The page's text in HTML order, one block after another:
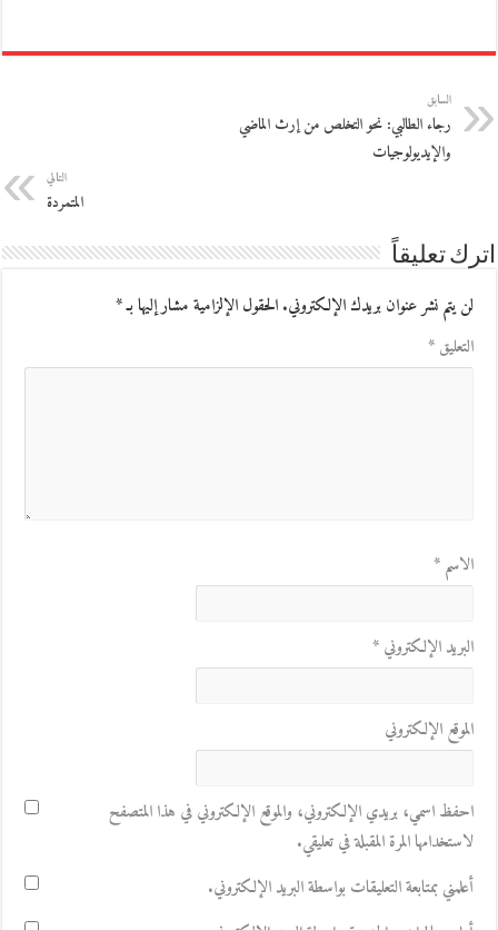
السابق
رجاء الطالبي: نحو التخلص من إرث الماضي
والإيديولوجيات
التالي
المتمردة
اترك تعليقاً
لن يتم نشر عنوان بريدك الإلكتروني.الحقول الإلزامية مشار إليها بـ*
التعليق*
الاسم*
البريد الإلكتروني*
الموقع الإلكتروني
احفظ اسمي، بريدي الإلكتروني، والموقع الإلكتروني في هذا المتصفح
لاستخدامها المرة المقبلة في تعليقي.
أعلمني بمتابعة التعليقات بواسطة البريد الإلكتروني.